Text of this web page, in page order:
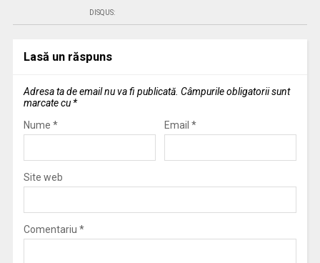
DISQUS:
Lasă un răspuns
Adresa ta de email nu va fi publicată. Câmpurile obligatorii sunt
marcate cu *
Nume * Email *
Site web
Comentariu *